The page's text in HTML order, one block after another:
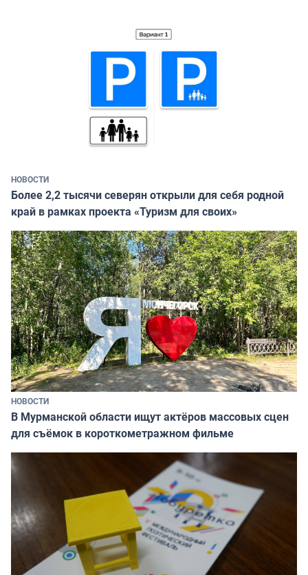
НОВОСТИ
Более 2,2 тысячи северян открыли для себя родной
край в рамках проекта «Туризм для своих»
НОВОСТИ
В Мурманской области ищут актёров массовых сцен
для съёмок в короткометражном фильме